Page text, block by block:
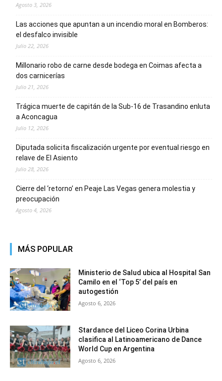
Agosto 3, 2026
Las acciones que apuntan a un incendio moral en Bomberos:
el desfalco invisible
Julio 22, 2026
Millonario robo de carne desde bodega en Coimas afecta a
dos carnicerías
Julio 21, 2026
Trágica muerte de capitán de la Sub-16 de Trasandino enluta
a Aconcagua
Julio 12, 2026
Diputada solicita fiscalización urgente por eventual riesgo en
relave de El Asiento
Julio 28, 2026
Cierre del ‘retorno’ en Peaje Las Vegas genera molestia y
preocupación
Agosto 4, 2026
MÁS POPULAR
Ministerio de Salud ubica al Hospital San
Camilo en el ‘Top 5’ del país en
autogestión
Agosto 6, 2026
Stardance del Liceo Corina Urbina
clasifica al Latinoamericano de Dance
World Cup en Argentina
Agosto 6, 2026